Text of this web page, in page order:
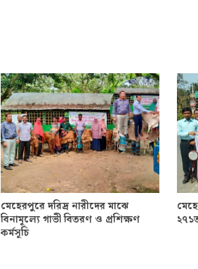
মেহেরপুরে দরিদ্র নারীদের মাঝে
বিনামূল্যে গাভী বিতরণ ও প্রশিক্ষণ
কর্মসূচি